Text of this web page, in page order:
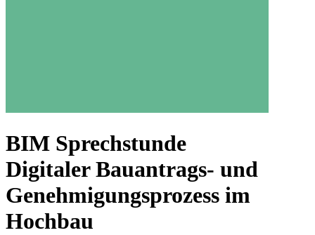
BIM Sprechstunde
Digitaler Bauantrags- und
Genehmigungsprozess im
Hochbau